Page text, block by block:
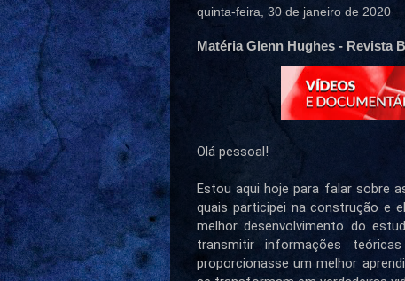
quinta-feira, 30 de janeiro de 2020
Matéria Glenn Hughes - Revista
Olá pessoal!
Estou aqui hoje para falar sobre
quais participei na construção e
melhor desenvolvimento do
transmitir informações
proporcionasse um melhor